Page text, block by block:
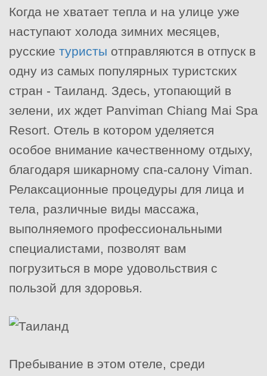
Когда не хватает тепла и на улице уже
наступают холода зимних месяцев,
русские туристы отправляются в отпуск в
одну из самых популярных туристских
стран - Таиланд. Здесь, утопающий в
зелени, их ждет Panviman Chiang Mai Spa
Resort. Отель в котором уделяется
особое внимание качественному отдыху,
благодаря шикарному спа-салону Viman.
Релаксационные процедуры для лица и
тела, различные виды массажа,
выполняемого профессиональными
специалистами, позволят вам
погрузиться в море удовольствия с
пользой для здоровья.
Пребывание в этом отеле, среди